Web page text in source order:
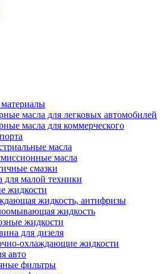
масла для легковых автомобилей
масла для коммерческого
масла
масла
смазки
для малой техники
жидкости
жидкость, антифризы
жидкость
жидкости
для дизеля
охлаждающие жидкости
авто
фильтры